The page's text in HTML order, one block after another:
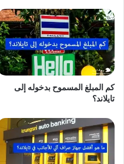
كم المبلغ المسموح بدخوله إلى
تايلاند؟